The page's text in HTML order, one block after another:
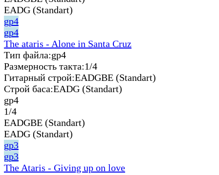
EADG (Standart)
gp4
gp4
The ataris - Alone in Santa Cruz
Тип файла:gp4
Размерность такта:1/4
Гитарный строй:EADGBE (Standart)
Строй баса:EADG (Standart)
gp4
1/4
EADGBE (Standart)
EADG (Standart)
gp3
gp3
The Ataris - Giving up on love